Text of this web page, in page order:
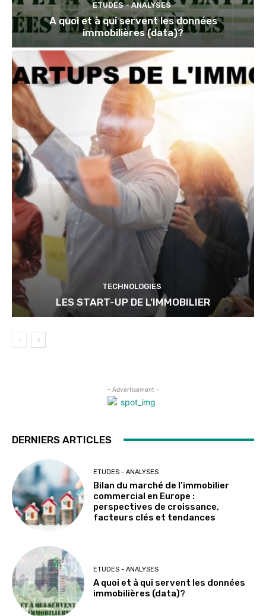
ETUDES - ANALYSES
A quoi et à qui servent les données
immobilières (data)?
TECHNOLOGIES
LES START-UP DE L’IMMOBILIER
- Advertisement -
DERNIERS ARTICLES
ETUDES - ANALYSES
Bilan du marché de l’immobilier
commercial en Europe :
perspectives de croissance,
facteurs clés et tendances
ETUDES - ANALYSES
A quoi et à qui servent les données
immobilières (data)?